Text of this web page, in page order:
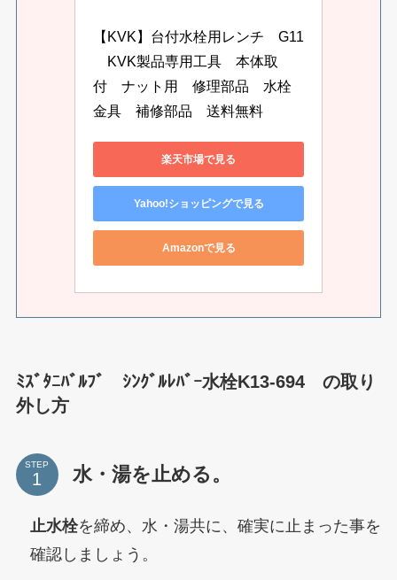
【KVK】台付水栓用レンチ　G11
KVK製品専用工具　本体取
付　ナット用　修理部品　水栓
金具　補修部品　送料無料
楽天市場で見る
Yahoo!ショッピングで見る
Amazonで見る
ﾐｽﾞﾀﾆﾊﾞﾙﾌﾞ ｼﾝｸﾞﾙﾚﾊﾞｰ水栓K13-694 の取り
外し方
STEP 水・湯を止める。
止水栓を締め、水・湯共に、確実に止まった事を
確認しましょう。